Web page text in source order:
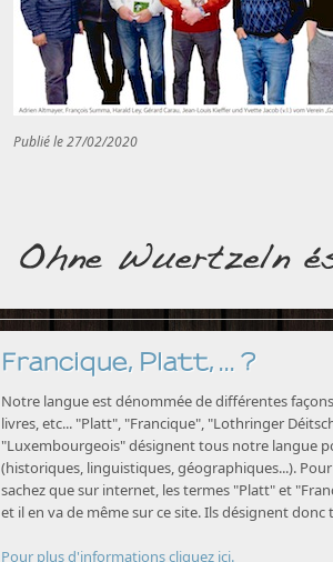
Publié le 27/02/2020
Francique, Platt, ... ?
Notre langue est dénommée de différentes
livres, etc... "Platt", "Francique", "Lothringer
"Luxembourgeois" désignent tous notre langue
(historiques, linguistiques, géographiques...).
sachez que sur internet, les termes "Platt" et
et il en va de même sur ce site. Ils désignent
Pour plus d'informations cliquez ici.